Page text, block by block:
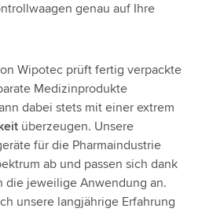
genau auf Ihre
Wipotec prüft fertig verpackte
Medizinprodukte
dabei stets mit einer extrem
überzeugen. Unsere
für die Pharmaindustrie
ab und passen sich dank
die jeweilige Anwendung an.
unsere langjährige Erfahrung